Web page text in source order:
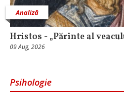
Analiză
Hristos - „Părinte al
09 Aug, 2026
Psihologie